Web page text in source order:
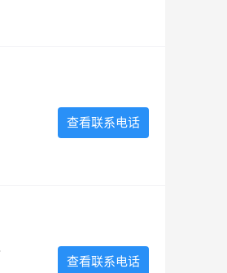
查看联系电话
查看联系电话